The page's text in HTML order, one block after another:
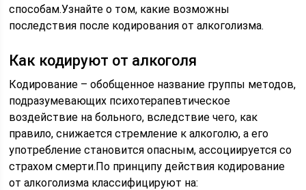
способам.Узнайте о том, какие возможны
последствия после кодирования от алкоголизма.
Как кодируют от алкоголя
Кодирование – обобщенное название группы методов,
подразумевающих психотерапевтическое
воздействие на больного, вследствие чего, как
правило, снижается стремление к алкоголю, а его
употребление становится опасным, ассоциируется со
страхом смерти.По принципу действия кодирование
от алкоголизма классифицируют на: